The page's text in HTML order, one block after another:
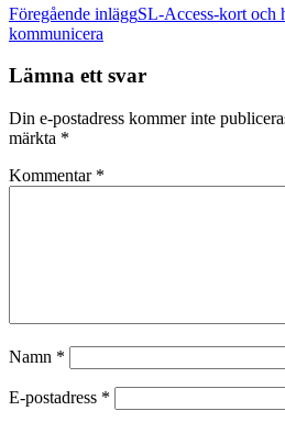
Inläggsnavigering
Föregående inläggSL-Access-kort och
kommunicera
Lämna ett svar
Din e-postadress kommer inte
märkta *
Kommentar *
Namn *
E-postadress *